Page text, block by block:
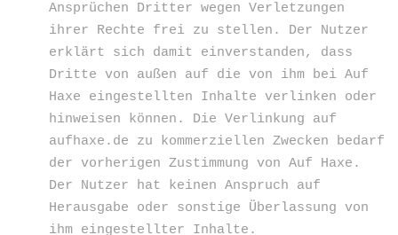
Ansprüchen Dritter wegen Verletzungen
ihrer Rechte frei zu stellen. Der Nutzer
erklärt sich damit einverstanden, dass
Dritte von außen auf die von ihm bei Auf
Haxe eingestellten Inhalte verlinken oder
hinweisen können. Die Verlinkung auf
aufhaxe.de zu kommerziellen Zwecken bedarf
der vorherigen Zustimmung von Auf Haxe.
Der Nutzer hat keinen Anspruch auf
Herausgabe oder sonstige Überlassung von
ihm eingestellter Inhalte.